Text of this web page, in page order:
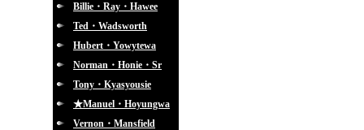
Billie・Ray・Hawee
Ted・Wadsworth
Hubert・Yowytewa
Norman・Honie・Sr
Tony・Kyasyousie
★Manuel・Hoyungwa
Vernon・Mansfield